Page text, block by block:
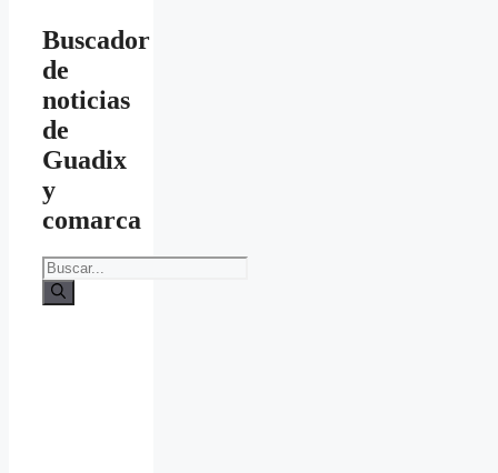
Buscador
de
noticias
de
Guadix
y
comarca
Buscar: